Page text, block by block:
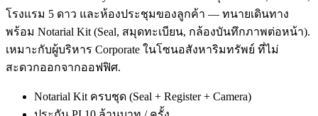
โรงแรม 5 ดาว และห้องประชุมของลูกค้า — ทนายเดินทาง
พร้อม Notarial Kit (Seal, สมุดทะเบียน, กล้องบันทึกภาพต่อหน้า).
เหมาะกับผู้บริหาร Corporate ในโซนอสังหาริมทรัพย์ ที่ไม่
สะดวกออกจากออฟฟิศ.
Notarial Kit ครบชุด (Seal + Register + Camera)